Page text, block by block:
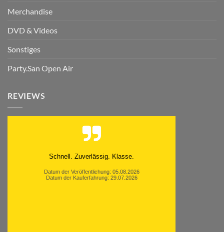
Merchandise
DVD & Videos
Sonstiges
Party.San Open Air
REVIEWS
Moinsen, hat alles super geklappt. Danke ans
Datum der Veröffentlichung: 05.08.2026